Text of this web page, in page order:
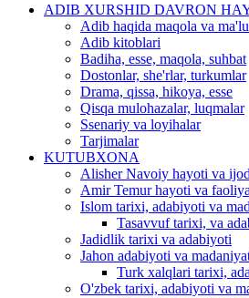
ADIB XURSHID DAVRON
Adib haqida maqola va
Adib kitoblari
Badiha, esse, maqola, suhbat
Dostonlar, she'rlar, turkumlar
Drama, qissa, hikoya, esse
Qisqa mulohazalar, luqmalar
Ssenariy va loyihalar
Tarjimalar
KUTUBXONA
Alisher Navoiy hayoti va
Amir Temur hayoti va
Islom tarixi, adabiyoti va
Tasavvuf tarixi, va
Jadidlik tarixi va adabiyoti
Jahon adabiyoti va
Turk xalqlari tarixi,
O'zbek tarixi, adabiyoti va